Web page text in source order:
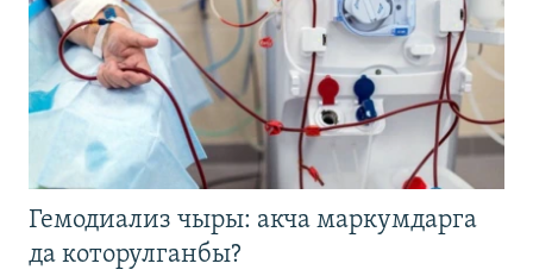
Гемодиализ чыры: акча маркумдарга
да которулганбы?